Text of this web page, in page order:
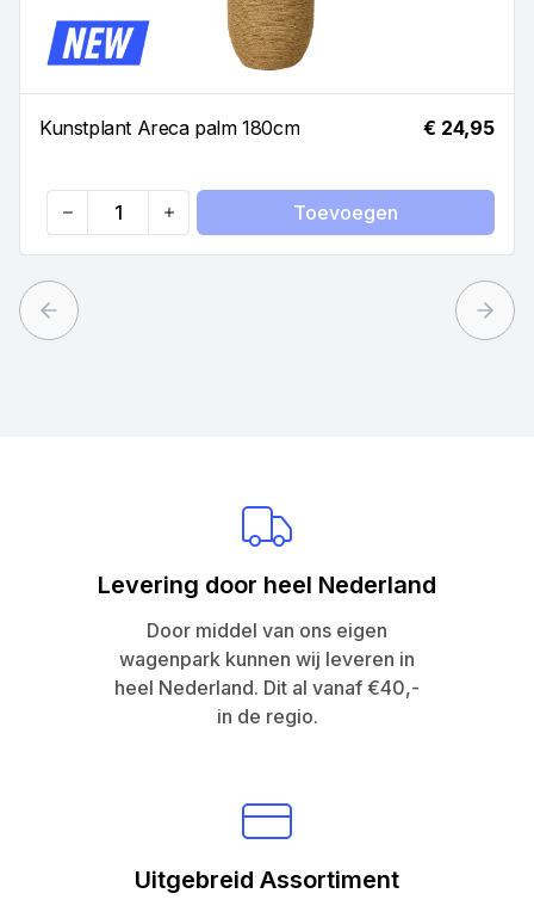
Kunstplant Areca palm 180cm € 24,95
Quantity
Toevoegen
Previous slide Next
Levering door heel Nederland
Door middel van ons eigen
wagenpark kunnen wij leveren in
heel Nederland. Dit al vanaf €40,-
in de regio.
Uitgebreid Assortiment